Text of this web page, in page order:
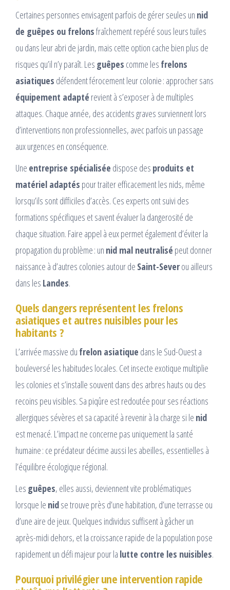
Certaines personnes envisagent parfois de gérer seules un nid
de guêpes ou frelonsfraîchement repéré sous leurs tuiles
ou dans leur abri de jardin, mais cette option cache bien plus de
risques qu’il n’y paraît. Les guêpes comme les frelons
asiatiques défendent férocement leur colonie : approcher sans
équipement adapté revient à s’exposer à de multiples
attaques. Chaque année, des accidents graves surviennent lors
d’interventions non professionnelles, avec parfois un passage
aux urgences en conséquence.
Une entreprise spécialisée dispose des produits et
matériel adaptés pour traiter efficacement les nids, même
lorsqu’ils sont difficiles d’accès. Ces experts ont suivi des
formations spécifiques et savent évaluer la dangerosité de
chaque situation. Faire appel à eux permet également d’éviter la
propagation du problème : un nid mal neutralisé peut donner
naissance à d’autres colonies autour de Saint-Severou ailleurs
dans les Landes.
Quels dangers représentent les frelons
asiatiques et autres nuisibles pour les
habitants ?
L’arrivée massive du frelon asiatique dans le Sud-Ouest a
bouleversé les habitudes locales. Cet insecte exotique multiplie
les colonies et s’installe souvent dans des arbres hauts ou des
recoins peu visibles. Sa piqûre est redoutée pour ses réactions
allergiques sévères et sa capacité à revenir à la charge si le nid
est menacé. L’impact ne concerne pas uniquement la santé
humaine : ce prédateur décime aussi les abeilles, essentielles à
l’équilibre écologique régional.
Les guêpes, elles aussi, deviennent vite problématiques
lorsque le nidse trouve près d’une habitation, d’une terrasse ou
d’une aire de jeux. Quelques individus suffisent à gâcher un
après-midi dehors, et la croissance rapide de la population pose
rapidement un défi majeur pour la lutte contre les nuisibles.
Pourquoi privilégier une intervention rapide